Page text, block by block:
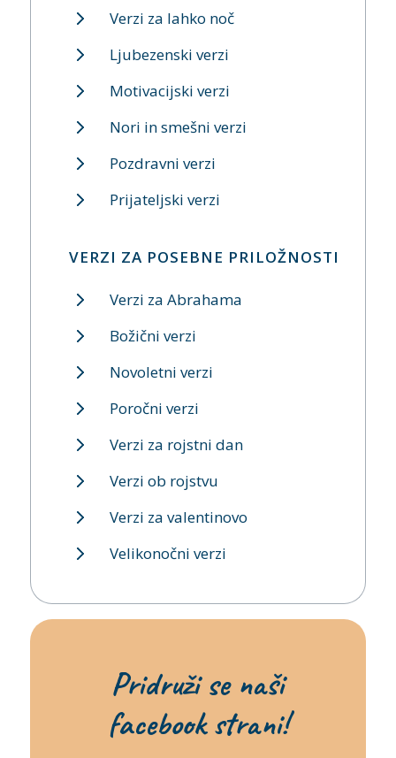
Verzi za lahko noč
Ljubezenski verzi
Motivacijski verzi
Nori in smešni verzi
Pozdravni verzi
Prijateljski verzi
VERZI ZA POSEBNE PRILOŽNOSTI
Verzi za Abrahama
Božični verzi
Novoletni verzi
Poročni verzi
Verzi za rojstni dan
Verzi ob rojstvu
Verzi za valentinovo
Velikonočni verzi
Pridruži se naši
facebook strani!